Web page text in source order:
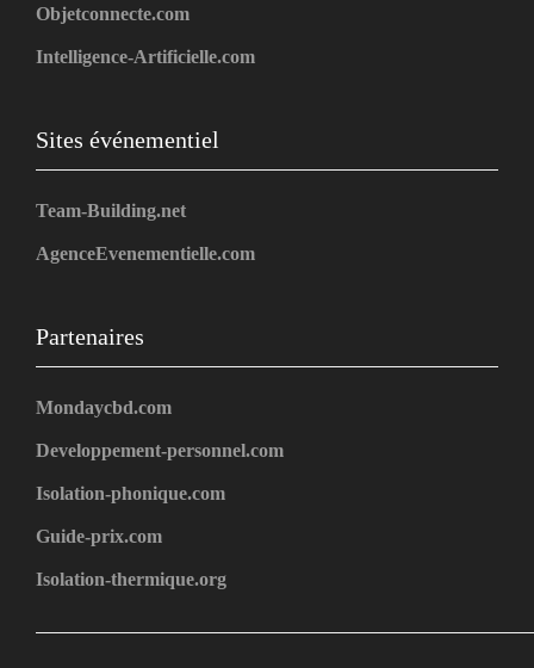
Objetconnecte.com
Intelligence-Artificielle.com
Sites événementiel
Team-Building.net
AgenceEvenementielle.com
Partenaires
Mondaycbd.com
Developpement-personnel.com
Isolation-phonique.com
Guide-prix.com
Isolation-thermique.org